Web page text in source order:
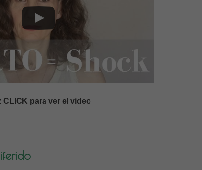
CLICK para ver el video